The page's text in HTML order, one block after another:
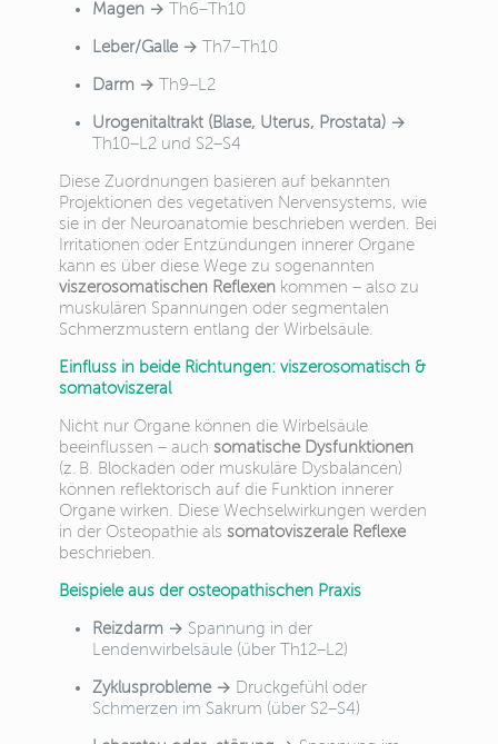
Magen → Th6–Th10
Leber/Galle → Th7–Th10
Darm → Th9–L2
Urogenitaltrakt (Blase, Uterus, Prostata) →
Th10–L2 und S2–S4
Diese Zuordnungen basieren auf bekannten
Projektionen des vegetativen Nervensystems, wie
sie in der Neuroanatomie beschrieben werden. Bei
Irritationen oder Entzündungen innerer Organe
kann es über diese Wege zu sogenannten
viszerosomatischen Reflexen kommen – also zu
muskulären Spannungen oder segmentalen
Schmerzmustern entlang der Wirbelsäule.
Einfluss in beide Richtungen: viszerosomatisch &
somatoviszeral
Nicht nur Organe können die Wirbelsäule
beeinflussen – auchsomatische Dysfunktionen
(z. B. Blockaden oder muskuläre Dysbalancen)
können reflektorisch auf die Funktion innerer
Organe wirken. Diese Wechselwirkungen werden
in der Osteopathie alssomatoviszerale Reflexe
beschrieben.
Beispiele aus der osteopathischen Praxis
Reizdarm → Spannung in der
Lendenwirbelsäule (über Th12–L2)
Zyklusprobleme → Druckgefühl oder
Schmerzen im Sakrum (über S2–S4)